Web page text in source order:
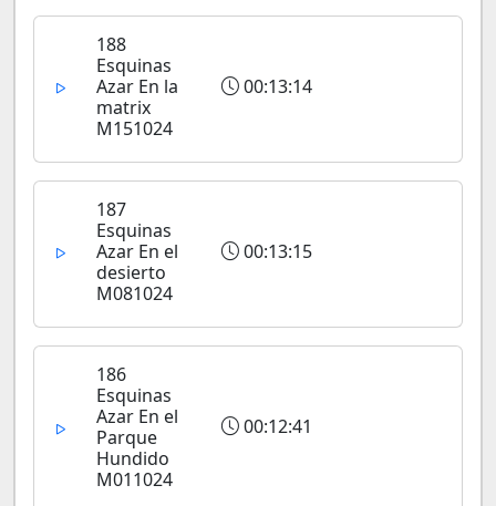
188
Esquinas
Azar En la
matrix
M151024
00:13:14
187
Esquinas
Azar En el
desierto
M081024
00:13:15
186
Esquinas
Azar En el
Parque
Hundido
M011024
00:12:41